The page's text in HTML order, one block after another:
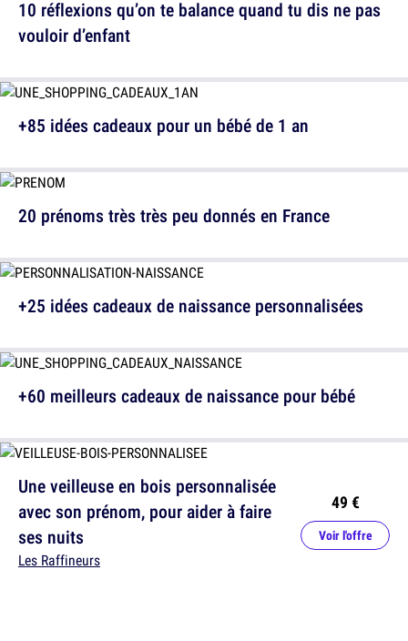
+85 idées cadeaux pour un bébé de 1 an
+25 idées cadeaux de naissance personnalisées
Une veilleuse en bois personnalisée
avec son prénom, pour aider à faire
ses nuits
Les Raffineurs
49 €
Voir l'offre
10 réflexions qu’on te balance quand tu dis ne pas
vouloir d’enfant
20 prénoms très très peu donnés en France
+60 meilleurs cadeaux de naissance pour bébé